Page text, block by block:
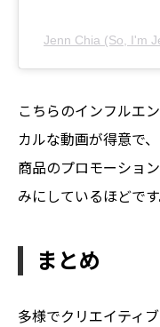
Jenn Chia (So, I'm
こちらのインフルエ
カルな動画が得意で
商品のプロモーショ
みにしているほどです
まとめ
多様でクリエイティ